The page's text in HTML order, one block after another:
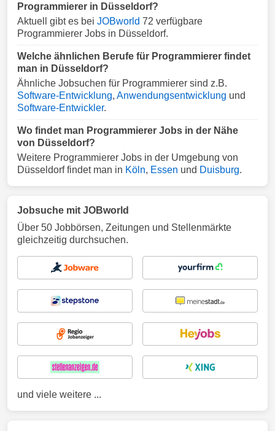
Programmierer in Düsseldorf?
Aktuell gibt es bei JOBworld 72 verfügbare
Programmierer Jobs in Düsseldorf.
Welche ähnlichen Berufe für Programmierer findet
man in Düsseldorf?
Ähnliche Jobsuchen für Programmierer sind z.B.
Software-Entwicklung, Anwendungsentwicklung und
Software-Entwickler.
Wo findet man Programmierer Jobs in der Nähe
von Düsseldorf?
Weitere Programmierer Jobs in der Umgebung von
Düsseldorf findet man in Köln, Essen und Duisburg.
Jobsuche mit JOBworld
Über 50 Jobbörsen, Zeitungen und Stellenmärkte
gleichzeitig durchsuchen.
und viele weitere ...